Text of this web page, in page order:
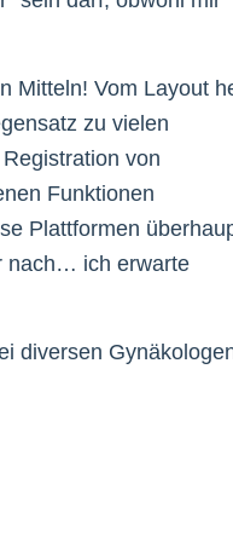
Mitteln! Vom Layout
zu vielen
von
Funktionen
Plattformen
nach… ich erwarte
diversen